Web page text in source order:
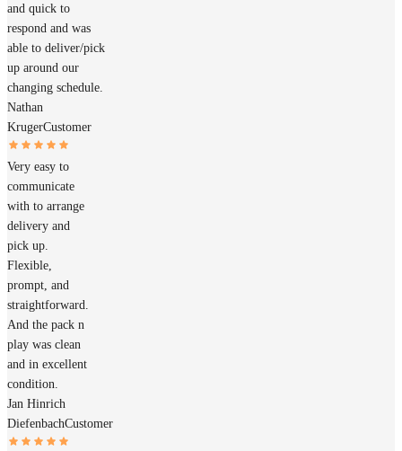
and quick to
respond and was
able to deliver/pick
up around our
changing schedule.
Nathan
KrugerCustomer
Very easy to
communicate
with to arrange
delivery and
pick up.
Flexible,
prompt, and
straightforward.
And the pack n
play was clean
and in excellent
condition.
Jan Hinrich
DiefenbachCustomer